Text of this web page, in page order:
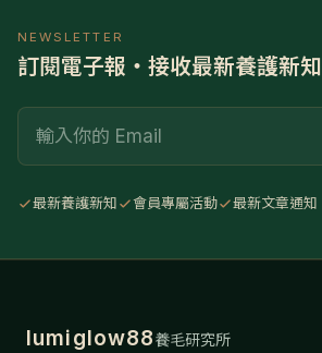
NEWSLETTER
訂閱電子報・接收最新養護新知
最新養護新知 會員專屬活動 最新文章通知
lumiglow88養毛研究所